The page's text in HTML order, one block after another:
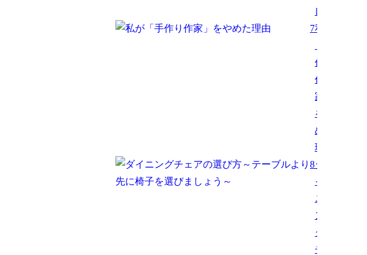
レ...
7私が
作り
作
家」
をや
めた
理由
8ダ
イ
ニ
ン
グ
チ